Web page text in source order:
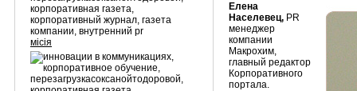
місія
Елена
Населевец, PR
менеджер
компании
Макрохим,
главный редактор
Корпоративного
портала.